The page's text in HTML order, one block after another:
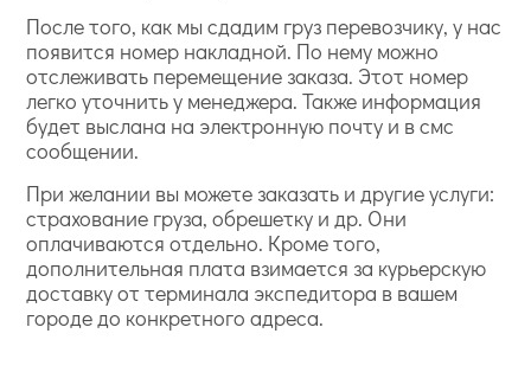
После того, как мы сдадим груз перевозчику, у нас
появится номер накладной. По нему можно
отслеживать перемещение заказа. Этот номер
легко уточнить у менеджера. Также информация
будет выслана на электронную почту и в смс
сообщении.
При желании вы можете заказать и другие услуги:
страхование груза, обрешетку и др. Они
оплачиваются отдельно. Кроме того,
дополнительная плата взимается за курьерскую
доставку от терминала экспедитора в вашем
городе до конкретного адреса.